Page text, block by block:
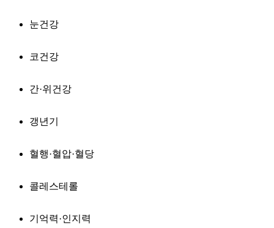
눈건강
코건강
간·위건강
갱년기
혈행·혈압·혈당
콜레스테롤
기억력·인지력